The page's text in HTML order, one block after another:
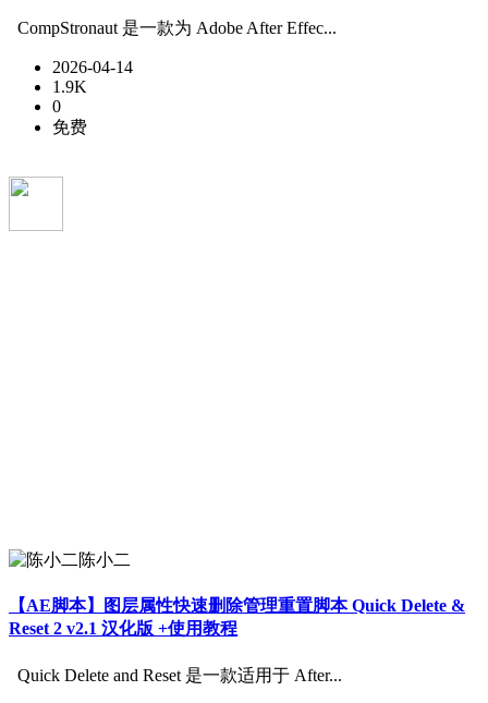
CompStronaut 是一款为 Adobe After Effec...
2026-04-14
1.9K
0
免费
陈小二
【AE脚本】图层属性快速删除管理重置脚本 Quick Delete &
Reset 2 v2.1 汉化版 +使用教程
Quick Delete and Reset 是一款适用于 After...